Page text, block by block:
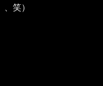
笑）